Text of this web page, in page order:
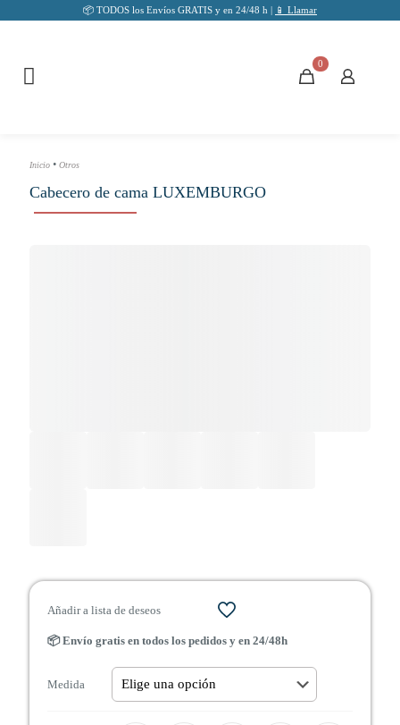
📦 TODOS los Envíos GRATIS y en 24/48 h | 📱 Llamar
0
Inicio • Otros
Cabecero de cama LUXEMBURGO
Añadir a lista de deseos
📦 Envío gratis en todos los pedidos y en 24/48h
Medida